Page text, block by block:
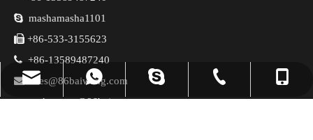
reserveuse@86baiwang.com
+8613220671630
mashamasha1101
+86-533-3155623
+86-13589487240
 mashamasha1101
 +86-533-3155623
 +86-13589487240
 sales@86baiwang.com
mashawang@86baiwang.com